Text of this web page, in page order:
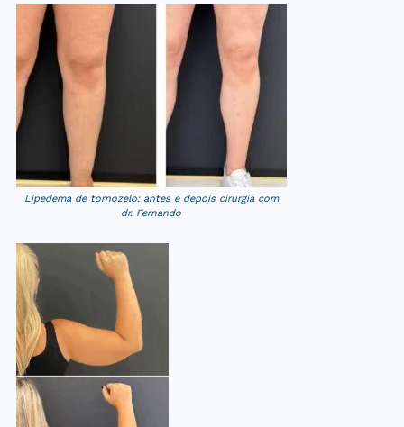
Lipedema de tornozelo: antes e depois cirurgia com
dr. Fernando